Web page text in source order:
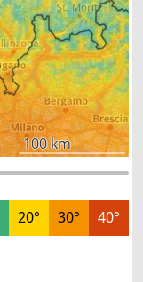
100 km
20° 30° 40°